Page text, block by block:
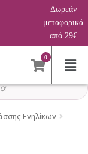
Δωρεάν
μεταφορικά
από 29€
0
Ενηλίκων